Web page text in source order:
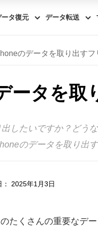
タ復元 データ転送
のデータを取り出すフ
ータを取
したいですか？どう
のデータを取り出
： 2025年1月3日
たくさんの重要なデ